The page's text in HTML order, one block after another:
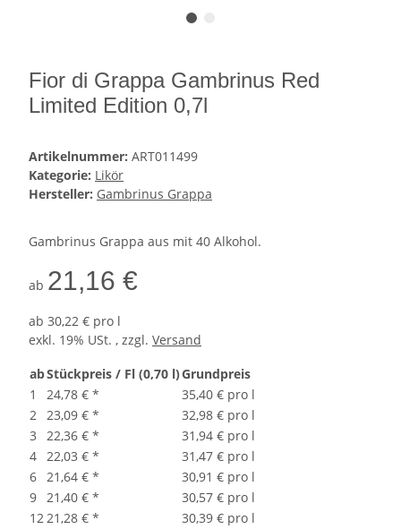
Fior di Grappa Gambrinus Red
Limited Edition 0,7l
Artikelnummer: ART011499
Kategorie: Likör
Hersteller: Gambrinus Grappa
Gambrinus Grappa aus mit 40 Alkohol.
ab 21,16 €
ab 30,22 € pro l
exkl. 19% USt. , zzgl. Versand
abStückpreis / Fl (0,70 l)Grundpreis
1
24,78 € *
35,40 € pro l
2 23,09 € *
32,98 € pro l
3
22,36 € *
31,94 € pro l
4 22,03 € *
31,47 € pro l
6 21,64 € *
30,91 € pro l
9 21,40 € *
30,57 € pro l
1221,28 € *
30,39 € pro l